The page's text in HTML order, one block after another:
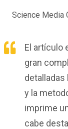
Science Media
El artículo
gran
y la
imprime
cabe